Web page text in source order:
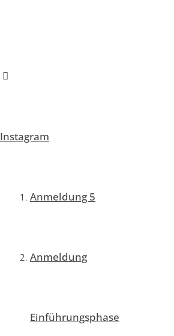
Instagram
Anmeldung 5
Anmeldung
Einführungsphase